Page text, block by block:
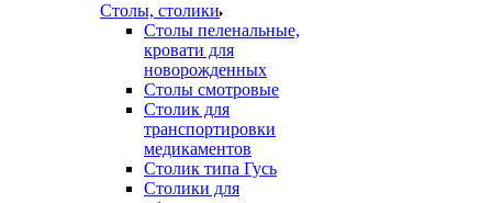
Столы, столики
Столы пеленальные,
кровати для
новорожденных
Столы смотровые
Столик для
транспортировки
медикаментов
Столик типа Гусь
Столики для